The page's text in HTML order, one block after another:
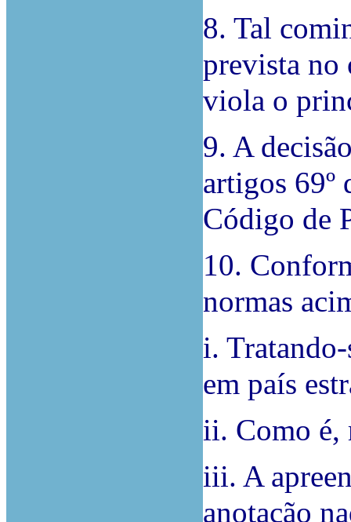
8. Tal
prevista no
viola o
9. A
artigos 69º
Código de
10.
normas
i.
em país
ii. Como é,
iii. A
anotação